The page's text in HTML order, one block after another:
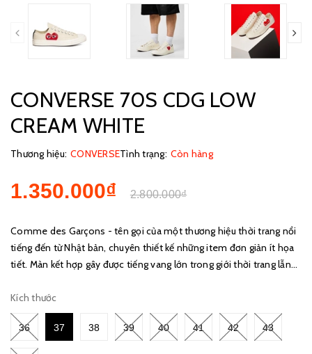
CONVERSE 70S CDG LOW
CREAM WHITE
Thương hiệu: CONVERSETình trạng: Còn hàng
1.350.000₫ 2.800.000₫
Comme des Garçons - tên gọi của một thương hiệu thời trang nổi
tiếng đến từ Nhật bản, chuyên thiết kế những item đơn giản ít họa
tiết. Màn kết hợp gây được tiếng vang lớn trong giới thời trang lẫn
Kích thước
36 37 38 39 40 41 42 43